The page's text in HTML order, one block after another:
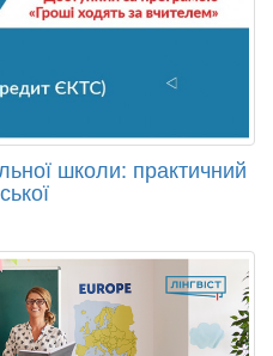
школи: практичний